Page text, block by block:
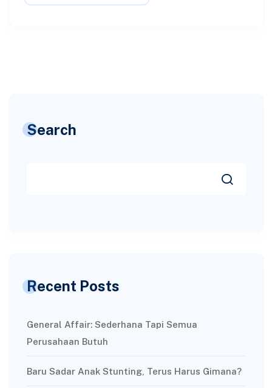
Search
Recent Posts
General Affair: Sederhana Tapi Semua
Perusahaan Butuh
Baru Sadar Anak Stunting, Terus Harus Gimana?